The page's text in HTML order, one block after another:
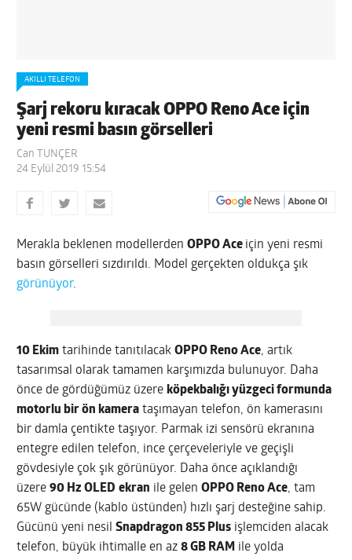
AKILLI TELEFON
Şarj rekoru kıracak OPPO Reno Ace için
yeni resmi basın görselleri
Can TUNÇER
24 Eylül 2019 15:54
Merakla beklenen modellerdenOPPO Ace için yeni resmi
basın görselleri sızdırıldı. Model gerçekten oldukça şık
görünüyor.
10 Ekim tarihinde tanıtılacakOPPO Reno Ace, artık
tasarımsal olarak tamamen karşımızda bulunuyor. Daha
önce de gördüğümüz üzere köpekbalığı yüzgeci formunda
motorlu bir ön kamera taşımayan telefon, ön kamerasını
bir damla çentikte taşıyor. Parmak izi sensörü ekranına
entegre edilen telefon, ince çerçeveleriyle ve geçişli
gövdesiyle çok şık görünüyor. Daha önce açıklandığı
üzere90 Hz OLED ekran ile gelenOPPO Reno Ace, tam
65W gücünde (kablo üstünden) hızlı şarj desteğine sahip.
Gücünü yeni nesilSnapdragon 855 Plus işlemciden alacak
telefon, büyük ihtimalle en az8 GB RAM ile yolda